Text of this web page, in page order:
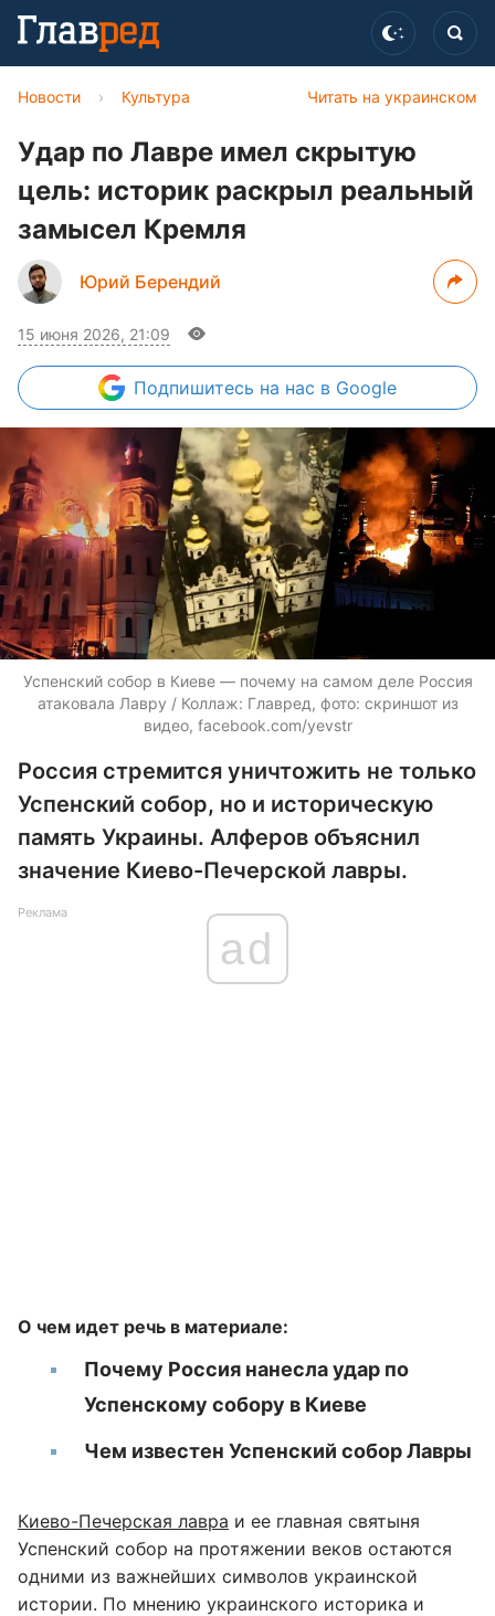
Читать на украинском
Новости › Культура
Удар по Лавре имел скрытую
цель: историк раскрыл реальный
замысел Кремля
Юрий Берендий
15 июня 2026, 21:09
Подпишитесь на нас в Google
Успенский собор в Киеве — почему на самом деле Россия
атаковала Лавру / Коллаж: Главред, фото: скриншот из
видео, facebook.com/yevstr
Россия стремится уничтожить не только
Успенский собор, но и историческую
память Украины. Алферов объяснил
значение Киево-Печерской лавры.
Реклама
ad
О чем идет речь в материале:
Почему Россия нанесла удар по
Успенскому собору в Киеве
Чем известен Успенский собор Лавры
Киево-Печерская лавра и ее главная святыня
Успенский собор на протяжении веков остаются
одними из важнейших символов украинской
истории. По мнению украинского историка и